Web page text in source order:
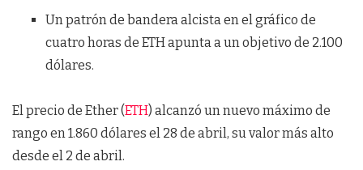
Un patrón de bandera alcista en el gráfico de
cuatro horas de ETH apunta a un objetivo de 2.100
dólares.
El precio de Ether (ETH) alcanzó un nuevo máximo de
rango en 1.860 dólares el 28 de abril, su valor más alto
desde el 2 de abril.